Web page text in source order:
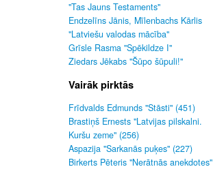
"Tas Jauns Testaments"
Endzelīns Jānis, Mīlenbachs Kārlis
"Latviešu valodas mācība"
Grīsle Rasma "Spēkildze I"
Ziedars Jēkabs "Šūpo šūpuli!"
Vairāk pirktās
Frīdvalds Edmunds "Stāsti" (451)
Brastiņš Ernests "Latvijas pilskalni.
Kuršu zeme" (256)
Aspazija "Sarkanās puķes" (227)
Birkerts Pēteris "Nerātnās anekdotes"